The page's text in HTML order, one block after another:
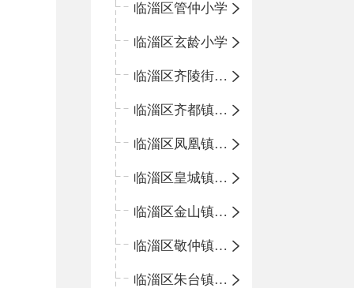
临淄区管仲小学
临淄区玄龄小学
临淄区齐陵街道中心学校
临淄区齐都镇中心学校
临淄区凤凰镇中心学校
临淄区皇城镇中心学校
临淄区金山镇中心学校
临淄区敬仲镇中心学校
临淄区朱台镇中心学校